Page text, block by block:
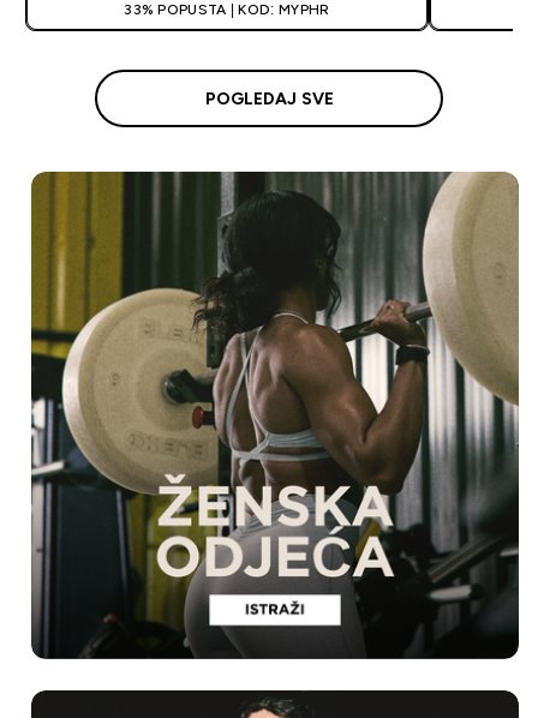
33% POPUSTA | KOD: MYPHR
POGLEDAJ SVE